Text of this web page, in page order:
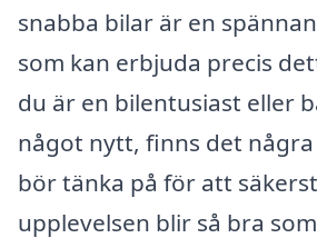
snabba bilar är en
som kan erbjuda precis
du är en bilentusiast eller
något nytt, finns det
bör tänka på för att
upplevelsen blir så bra